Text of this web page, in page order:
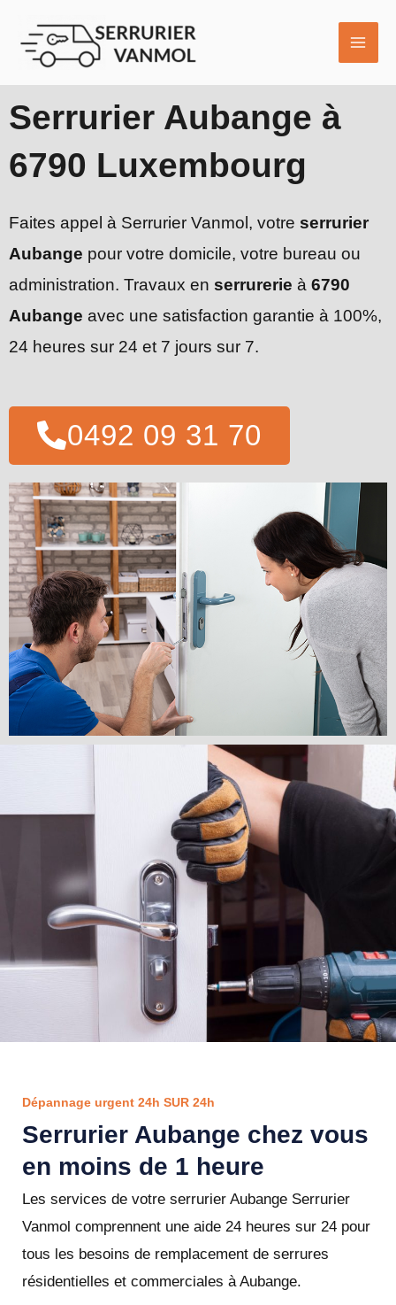
contenu
Serrurier Aubange à
6790 Luxembourg
Faites appel à Serrurier Vanmol, votre serrurier
Aubange pour votre domicile, votre bureau ou
administration. Travaux en serrurerie à 6790
Aubange avec une satisfaction garantie à 100%,
24 heures sur 24 et 7 jours sur 7.
0492 09 31 70
Dépannage urgent 24h SUR 24h
Serrurier Aubange chez vous
en moins de 1 heure
Les services de votre serrurier Aubange Serrurier
Vanmol comprennent une aide 24 heures sur 24 pour
tous les besoins de remplacement de serrures
résidentielles et commerciales à Aubange.